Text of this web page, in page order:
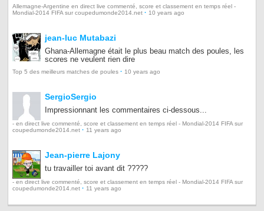
Allemagne-Argentine en direct live commenté, score et classement en temps réel -
Mondial-2014 FIFA sur coupedumonde2014.net · 10 years ago
jean-luc Mutabazi
Ghana-Allemagne était le plus beau match des poules, les
scores ne veulent rien dire
Top 5 des meilleurs matches de poules · 10 years ago
SergioSergio
Impressionnant les commentaires ci-dessous...
- en direct live commenté, score et classement en temps réel - Mondial-2014 FIFA sur
coupedumonde2014.net · 11 years ago
Jean-pierre Lajony
tu travailler toi avant dit ?????
- en direct live commenté, score et classement en temps réel - Mondial-2014 FIFA sur
coupedumonde2014.net · 11 years ago